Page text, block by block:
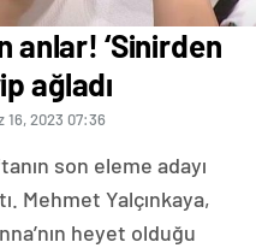
anlar! ‘Sinirden
ağladı
16, 2023 07:36
son eleme adayı
Mehmet Yalçınkaya,
heyet olduğu